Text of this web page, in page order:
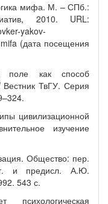
мифа. М. – СПб.:
2010. URL:
yakov-
(дата посещения
поле как способ
ТвГУ. Серия
цивилизационной
изучение
Общество: пер.
и предисл. А.Ю.
543 с.